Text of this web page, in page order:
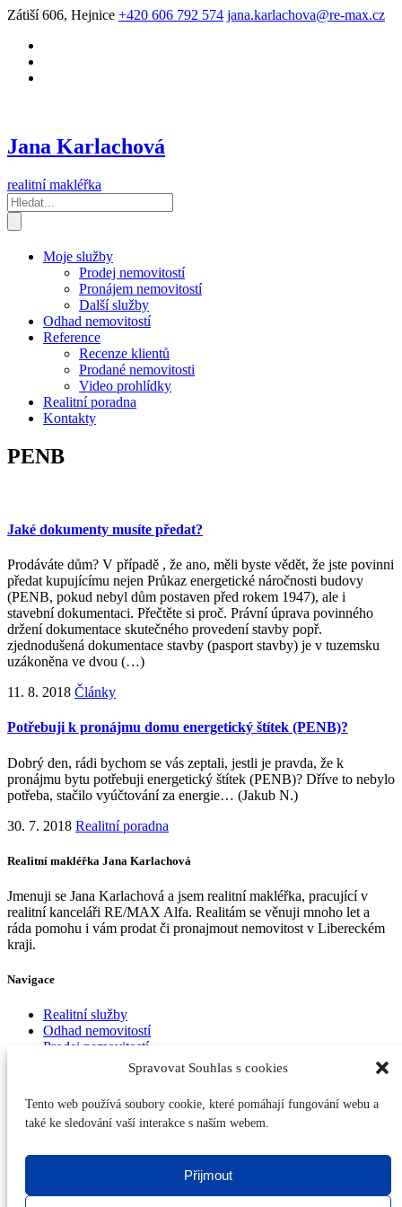
Spravovat Souhlas s cookies
Tento web používá soubory cookie, které pomáhají fungování webu a
také ke sledování vaší interakce s naším webem.
Přijmout
Zátiší 606, Hejnice +420 606 792 574 jana.karlachova@re-max.cz
Jana Karlachová
realitní makléřka
Moje služby
Prodej nemovitostí
Pronájem nemovitostí
Další služby
Odhad nemovitostí
Reference
Recenze klientů
Prodané nemovitosti
Video prohlídky
Realitní poradna
Kontakty
PENB
Jaké dokumenty musíte předat?
Prodáváte dům? V případě , že ano, měli byste vědět, že jste povinni
předat kupujícímu nejen Průkaz energetické náročnosti budovy
(PENB, pokud nebyl dům postaven před rokem 1947), ale i
stavební dokumentaci. Přečtěte si proč. Právní úprava povinného
držení dokumentace skutečného provedení stavby popř.
zjednodušená dokumentace stavby (pasport stavby) je v tuzemsku
uzákoněna ve dvou (…)
11. 8. 2018 Články
Potřebuji k pronájmu domu energetický štítek (PENB)?
Dobrý den, rádi bychom se vás zeptali, jestli je pravda, že k
pronájmu bytu potřebuji energetický štítek (PENB)? Dříve to nebylo
potřeba, stačilo vyúčtování za energie… (Jakub N.)
30. 7. 2018 Realitní poradna
Realitní makléřka Jana Karlachová
Jmenuji se Jana Karlachová a jsem realitní makléřka, pracující v
realitní kanceláři RE/MAX Alfa. Realitám se věnuji mnoho let a
ráda pomohu i vám prodat či pronajmout nemovitost v Libereckém
kraji.
Navigace
Realitní služby
Odhad nemovitostí
Prodej nemovitostí
Pronájem nemovitostí
Kontakty
E-mail:jana.karlachova@re-max.cz